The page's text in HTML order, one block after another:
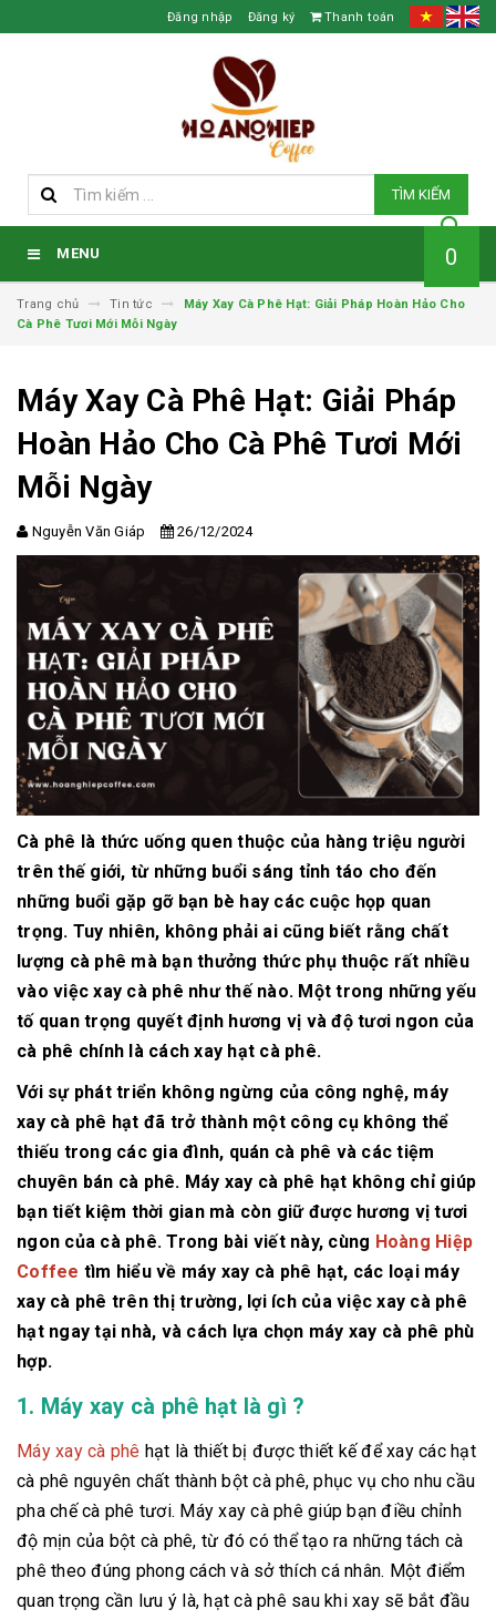
Đăng nhập Đăng ký Thanh toán
TÌM KIẾM
MENU 0
Trang chủ Tin tức
Máy Xay Cà Phê Hạt: Giải Pháp Hoàn Hảo Cho
Cà Phê Tươi Mới Mỗi Ngày
Máy Xay Cà Phê Hạt: Giải Pháp
Hoàn Hảo Cho Cà Phê Tươi Mới
Mỗi Ngày
Nguyễn Văn Giáp 26/12/2024
Cà phê là thức uống quen thuộc của hàng triệu người
trên thế giới, từ những buổi sáng tỉnh táo cho đến
những buổi gặp gỡ bạn bè hay các cuộc họp quan
trọng. Tuy nhiên, không phải ai cũng biết rằng chất
lượng cà phê mà bạn thưởng thức phụ thuộc rất nhiều
vào việc xay cà phê như thế nào. Một trong những yếu
tố quan trọng quyết định hương vị và độ tươi ngon của
cà phê chính là cách xay hạt cà phê.
Với sự phát triển không ngừng của công nghệ, máy
xay cà phê hạt đã trở thành một công cụ không thể
thiếu trong các gia đình, quán cà phê và các tiệm
chuyên bán cà phê. Máy xay cà phê hạt không chỉ giúp
bạn tiết kiệm thời gian mà còn giữ được hương vị tươi
ngon của cà phê. Trong bài viết này, cùng Hoàng Hiệp
Coffee tìm hiểu về máy xay cà phê hạt, các loại máy
xay cà phê trên thị trường, lợi ích của việc xay cà phê
hạt ngay tại nhà, và cách lựa chọn máy xay cà phê phù
hợp.
1. Máy xay cà phê hạt là gì ?
Máy xay cà phê hạt là thiết bị được thiết kế để xay các hạt
cà phê nguyên chất thành bột cà phê, phục vụ cho nhu cầu
pha chế cà phê tươi. Máy xay cà phê giúp bạn điều chỉnh
độ mịn của bột cà phê, từ đó có thể tạo ra những tách cà
phê theo đúng phong cách và sở thích cá nhân. Một điểm
quan trọng cần lưu ý là, hạt cà phê sau khi xay sẽ bắt đầu